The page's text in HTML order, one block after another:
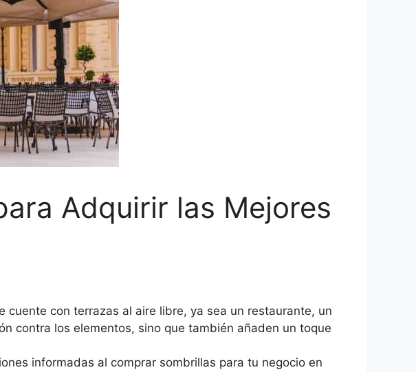
Adquirir las Mejores
con terrazas al aire libre, ya sea un restaurante, un
contra los elementos, sino que también añaden un toque
informadas al comprar sombrillas para tu negocio en